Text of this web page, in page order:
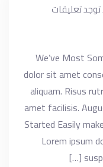
توجد تعليقات
We’ve Most
dolor sit amet
aliquam. Risus
amet facilisis.
Started Easily
Lorem ipsum